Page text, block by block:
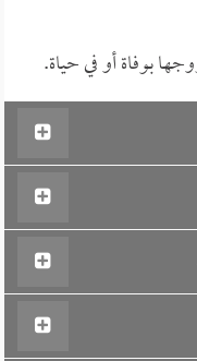
بوفاة أو في حياة.